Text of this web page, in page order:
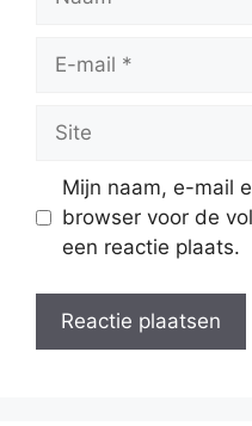
Site
Mijn naam, e-mail
browser voor de
een reactie plaats.